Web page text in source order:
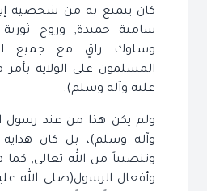
كان يتمتع به من شخصية
سامية حميدة, وروح
وسلوك راقٍ مع جميع
المسلمون على الولاية
عليه وآله وسلم).
ولم يكن هذا من عند رسول
وآله وسلم)، بل كان هداية
وتنصيباً من الله تعالى,
وأفعال الرسول(صلى الله